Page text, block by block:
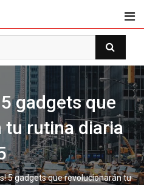
gadgets que
tu rutina diaria
5 gadgets que revolucionarán tu